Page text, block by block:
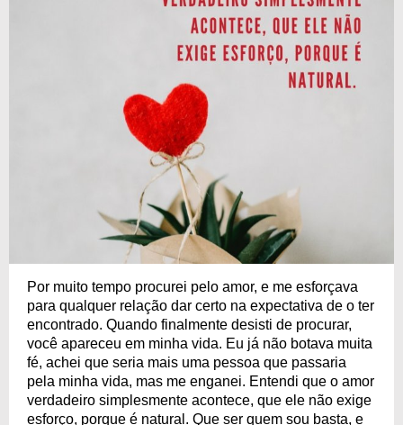
Por muito tempo procurei pelo amor, e me esforçava
para qualquer relação dar certo na expectativa de o ter
encontrado. Quando finalmente desisti de procurar,
você apareceu em minha vida. Eu já não botava muita
fé, achei que seria mais uma pessoa que passaria
pela minha vida, mas me enganei. Entendi que o amor
verdadeiro simplesmente acontece, que ele não exige
esforço, porque é natural. Que ser quem sou basta, e